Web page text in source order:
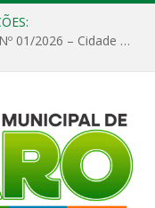
EDITAL DE CHAMAMENTO PÚBLICO Nº 01/2026 – Cidade de Faro